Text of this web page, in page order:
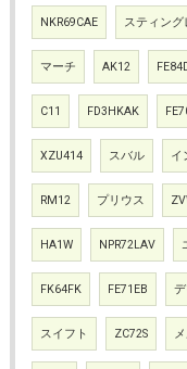
NKR69CAE スティング
マーチ AK12
C11 FD3HKAK
XZU414 スバル イ
RM12 プリウス
HA1W NPR72LAV
FK64FK FE71EB
スイフト ZC72S